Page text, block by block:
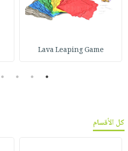
Lava Leaping Game
1
2
3
4
كل الأقسام